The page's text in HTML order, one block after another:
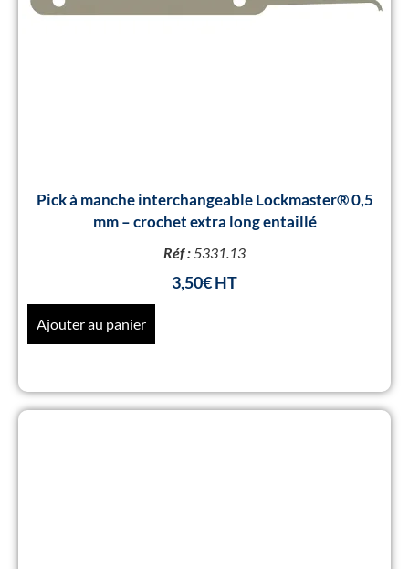
Pick à manche interchangeable Lockmaster® 0,5
mm – crochet extra long entaillé
Réf :5331.13
3,50€
Ajouter au panier